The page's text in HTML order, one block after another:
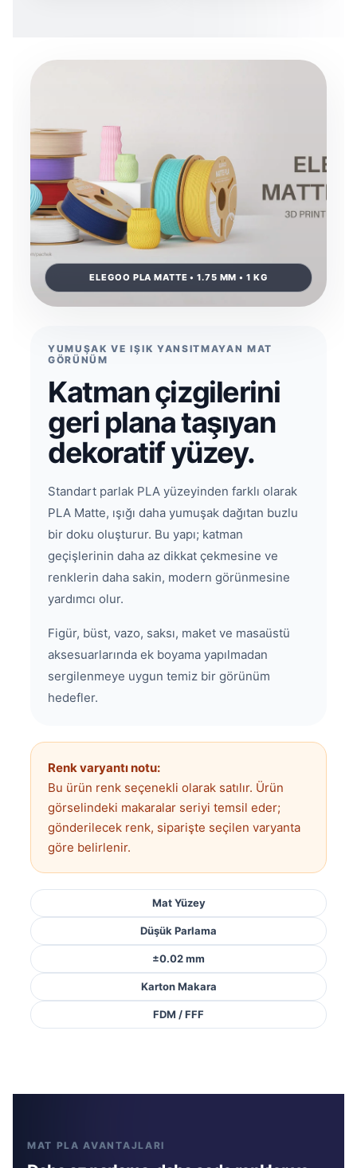
YUMUŞAK VE IŞIK YANSITMAYAN MAT
GÖRÜNÜM
Katman çizgilerini
geri plana taşıyan
dekoratif yüzey.
Standart parlak PLA yüzeyinden farklı olarak
PLA Matte, ışığı daha yumuşak dağıtan buzlu
bir doku oluşturur. Bu yapı; katman
geçişlerinin daha az dikkat çekmesine ve
renklerin daha sakin, modern görünmesine
yardımcı olur.
Figür, büst, vazo, saksı, maket ve masaüstü
aksesuarlarında ek boyama yapılmadan
sergilenmeye uygun temiz bir görünüm
hedefler.
Renk varyantı notu:
Bu ürün renk seçenekli olarak satılır. Ürün
görselindeki makaralar seriyi temsil eder;
gönderilecek renk, siparişte seçilen varyanta
göre belirlenir.
Mat Yüzey
Düşük Parlama
±0.02 mm
Karton Makara
FDM / FFF
MAT PLA AVANTAJLARI